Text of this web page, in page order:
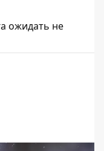
ожидать не